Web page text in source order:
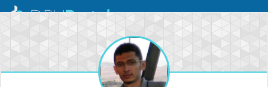
Mobil